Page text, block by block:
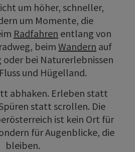
um höher, schneller,
um Momente, die
Radfahren entlang von
beim Wandern auf
oder bei Naturerlebnissen
und Hügelland.
abhaken. Erleben statt
statt scrollen. Die
ist kein Ort für
für Augenblicke, die
bleiben.